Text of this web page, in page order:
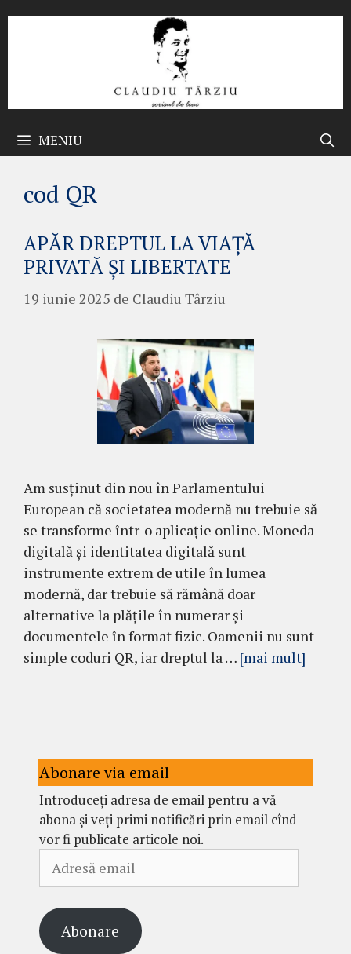
MENIU
cod QR
APĂR DREPTUL LA VIAȚĂ
PRIVATĂ ȘI LIBERTATE
19 iunie 2025 de Claudiu Târziu
Am susținut din nou în Parlamentului
European că societatea modernă nu trebuie să
se transforme într-o aplicație online. Moneda
digitală și identitatea digitală sunt
instrumente extrem de utile în lumea
modernă, dar trebuie să rămână doar
alternative la plățile în numerar și
documentele în format fizic. Oamenii nu sunt
simple coduri QR, iar dreptul la … [mai mult]
Abonare via email
Introduceți adresa de email pentru a vă
abona și veți primi notificări prin email cînd
vor fi publicate articole noi.
email
Abonare